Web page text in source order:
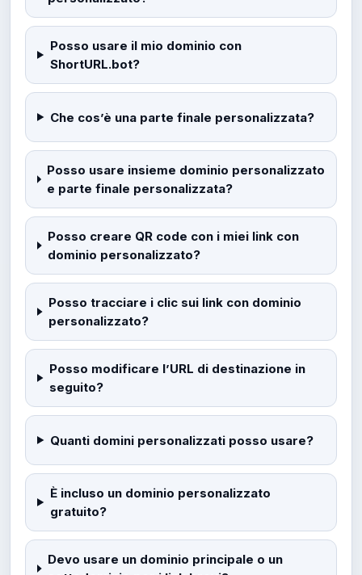
Posso usare il mio dominio con
ShortURL.bot?
Che cos’è una parte finale personalizzata?
Posso usare insieme dominio personalizzato
e parte finale personalizzata?
Posso creare QR code con i miei link con
dominio personalizzato?
Posso tracciare i clic sui link con dominio
personalizzato?
Posso modificare l’URL di destinazione in
seguito?
Quanti domini personalizzati posso usare?
È incluso un dominio personalizzato
gratuito?
Devo usare un dominio principale o un